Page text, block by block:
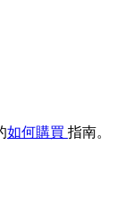
如何購買 指南。